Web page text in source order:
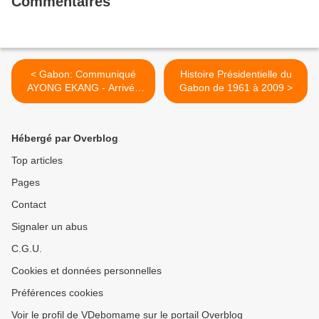
< Gabon: Communiqué
AYONG EKANG - Arrivée
de la dépouille André MBA
Histoire Présidentielle du
Gabon de 1961 à 2009 >
Hébergé par Overblog
Top articles
Pages
Contact
Signaler un abus
C.G.U.
Cookies et données personnelles
Préférences cookies
Voir le profil de VDebomame sur le portail Overblog